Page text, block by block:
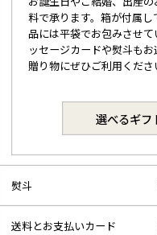
料で承ります。箱が付属
品には平袋でお包みさせ
ッセージカードや熨斗も
贈り物にぜひご利用くださ
選べるギフ
熨斗
送料とお支払いカード